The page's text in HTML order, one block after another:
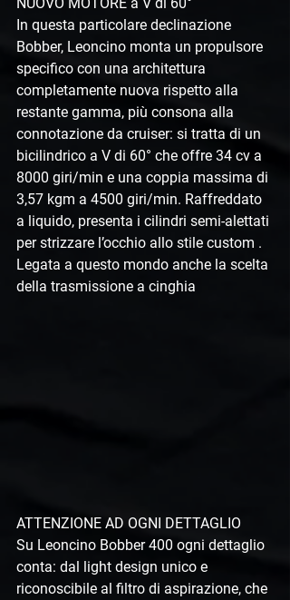
In questa particolare declinazione
Bobber, Leoncino monta un propulsore
specifico con una architettura
completamente nuova rispetto alla
restante gamma, più consona alla
connotazione da cruiser: si tratta di un
bicilindrico a V di 60° che offre 34 cv a
8000 giri/min e una coppia massima di
3,57 kgm a 4500 giri/min. Raffreddato
a liquido, presenta i cilindri semi-alettati
per strizzare l’occhio allo stile custom .
Legata a questo mondo anche la scelta
della trasmissione a cinghia
ATTENZIONE AD OGNI DETTAGLIO
Su Leoncino Bobber 400 ogni dettaglio
conta: dal light design unico e
riconoscibile al filtro di aspirazione, che